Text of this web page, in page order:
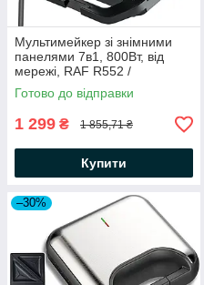
Мультимейкер зі знімними
панелями 7в1, 800Вт, від
мережі, RAF R552 /
Бутербродниця електрична /
Сендвічниця
Готово до відправки
1 299 ₴ 1 855,71 ₴
Купити
–30%